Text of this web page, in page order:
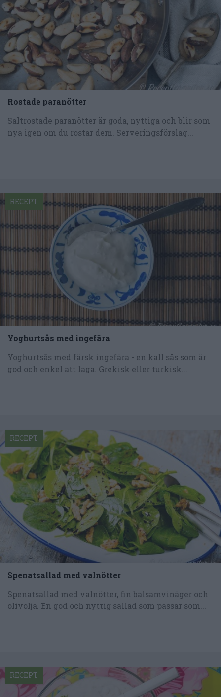
Rostade paranötter
Saltrostade paranötter är goda, nyttiga och blir som
nya igen om du rostar dem. Serveringsförslag...
Yoghurtsås med ingefära
Yoghurtsås med färsk ingefära - en kall sås som är
god och enkel att laga. Grekisk eller turkisk...
RECEPT
Spenatsallad med valnötter
Spenatsallad med valnötter, fin balsamvinäger och
olivolja. En god och nyttig sallad som passar som...
RECEPT
RECEPT